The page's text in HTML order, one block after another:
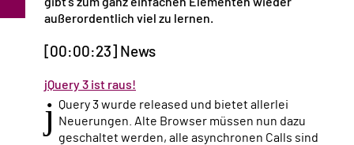
gibt’s zum ganz einfachen Elementen wieder
außerordentlich viel zu lernen.
[00:00:23] News
jQuery 3 ist raus!
j Query 3 wurde released und bietet allerlei
Neuerungen. Alte Browser müssen nun dazu
geschaltet werden, alle asynchronen Calls sind